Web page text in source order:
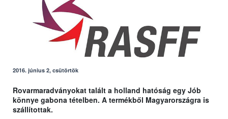
2016. június 2, csütörtök
Rovarmaradványokat talált a holland hatóság egy Jób
könnye gabona tételben. A termékből Magyarországra is
szállítottak.